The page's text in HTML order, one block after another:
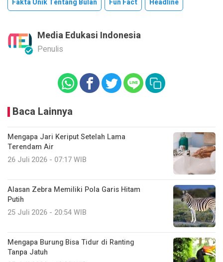
Media Edukasi Indonesia
Penulis
Baca Lainnya
Mengapa Jari Keriput Setelah Lama
Terendam Air
26 Juli 2026 - 07:17 WIB
Alasan Zebra Memiliki Pola Garis Hitam
Putih
25 Juli 2026 - 20:54 WIB
Mengapa Burung Bisa Tidur di Ranting
Tanpa Jatuh